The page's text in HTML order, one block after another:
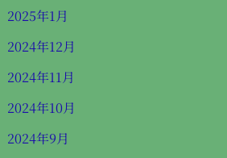
2025年1月
2024年12月
2024年11月
2024年10月
2024年9月